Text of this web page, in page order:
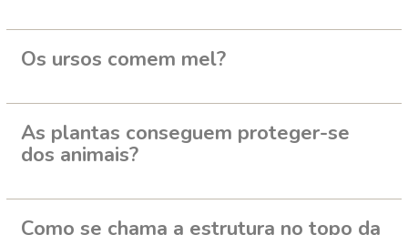
Os ursos comem mel?
As plantas conseguem proteger-se
dos animais?
Como se chama a estrutura no topo da